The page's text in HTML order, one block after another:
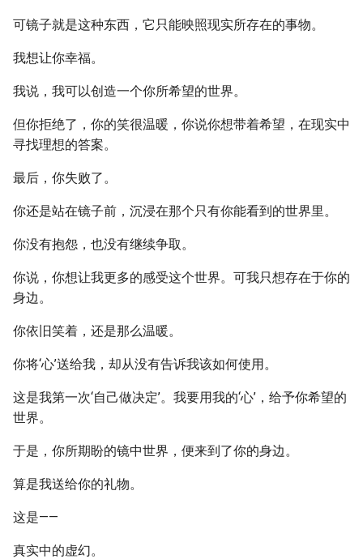
可镜子就是这种东西，它只能映照现实所存在的事物。
我想让你幸福。
我说，我可以创造一个你所希望的世界。
但你拒绝了，你的笑很温暖，你说你想带着希望，在现实中
寻找理想的答案。
最后，你失败了。
你还是站在镜子前，沉浸在那个只有你能看到的世界里。
你没有抱怨，也没有继续争取。
你说，你想让我更多的感受这个世界。可我只想存在于你的
身边。
你依旧笑着，还是那么温暖。
你将‘心’送给我，却从没有告诉我该如何使用。
这是我第一次‘自己做决定’。我要用我的‘心’，给予你希望的
世界。
于是，你所期盼的镜中世界，便来到了你的身边。
算是我送给你的礼物。
这是——
真实中的虚幻。